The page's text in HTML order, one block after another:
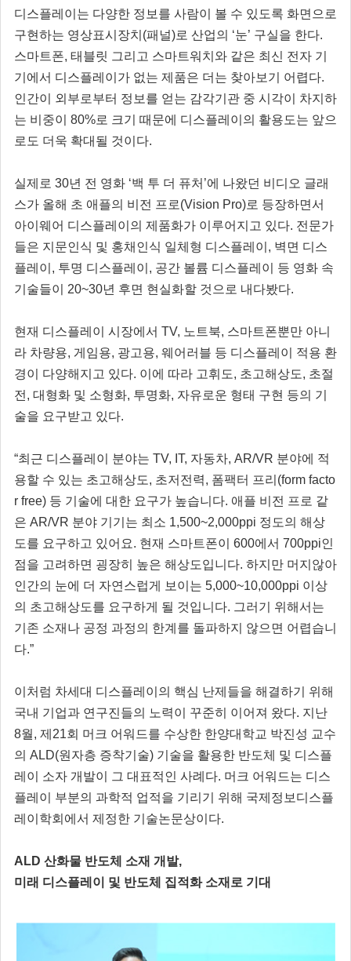
디스플레이는 다양한 정보를 사람이 볼 수 있도록 화면으로
구현하는 영상표시장치(패널)로 산업의 ‘눈’ 구실을 한다.
스마트폰, 태블릿 그리고 스마트워치와 같은 최신 전자 기
기에서 디스플레이가 없는 제품은 더는 찾아보기 어렵다.
인간이 외부로부터 정보를 얻는 감각기관 중 시각이 차지하
는 비중이 80%로 크기 때문에 디스플레이의 활용도는 앞으
로도 더욱 확대될 것이다.
실제로 30년 전 영화 ‘백 투 더 퓨처’에 나왔던 비디오 글래
스가 올해 초 애플의 비전 프로(Vision Pro)로 등장하면서
아이웨어 디스플레이의 제품화가 이루어지고 있다. 전문가
들은 지문인식 및 홍채인식 일체형 디스플레이, 벽면 디스
플레이, 투명 디스플레이, 공간 볼륨 디스플레이 등 영화 속
기술들이 20~30년 후면 현실화할 것으로 내다봤다.
현재 디스플레이 시장에서 TV, 노트북, 스마트폰뿐만 아니
라 차량용, 게임용, 광고용, 웨어러블 등 디스플레이 적용 환
경이 다양해지고 있다. 이에 따라 고휘도, 초고해상도, 초절
전, 대형화 및 소형화, 투명화, 자유로운 형태 구현 등의 기
술을 요구받고 있다.
“최근 디스플레이 분야는 TV, IT, 자동차, AR/VR 분야에 적
용할 수 있는 초고해상도, 초저전력, 폼팩터 프리(form facto
r free) 등 기술에 대한 요구가 높습니다. 애플 비전 프로 같
은 AR/VR 분야 기기는 최소 1,500~2,000ppi 정도의 해상
도를 요구하고 있어요. 현재 스마트폰이 600에서 700ppi인
점을 고려하면 굉장히 높은 해상도입니다. 하지만 머지않아
인간의 눈에 더 자연스럽게 보이는 5,000~10,000ppi 이상
의 초고해상도를 요구하게 될 것입니다. 그러기 위해서는
기존 소재나 공정 과정의 한계를 돌파하지 않으면 어렵습니
다.”
이처럼 차세대 디스플레이의 핵심 난제들을 해결하기 위해
국내 기업과 연구진들의 노력이 꾸준히 이어져 왔다. 지난
8월, 제21회 머크 어워드를 수상한 한양대학교 박진성 교수
의 ALD(원자층 증착기술) 기술을 활용한 반도체 및 디스플
레이 소자 개발이 그 대표적인 사례다. 머크 어워드는 디스
플레이 부분의 과학적 업적을 기리기 위해 국제정보디스플
레이학회에서 제정한 기술논문상이다.
ALD 산화물 반도체 소재 개발,
미래 디스플레이 및 반도체 집적화 소재로 기대